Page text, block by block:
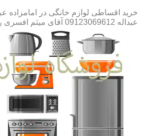
خرید اقساطی لوازم خانگی در امامزاده
عبداله 09123069612 آقای میثم افسری